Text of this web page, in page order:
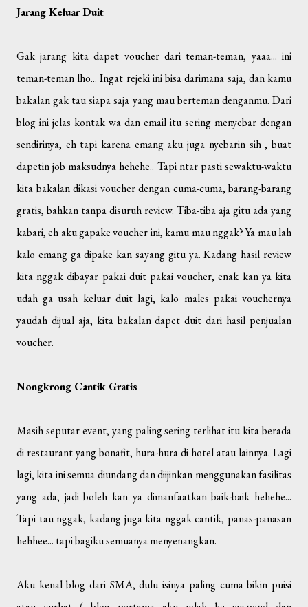
Jarang Keluar Duit
Gak jarang kita dapet voucher dari teman-teman, yaaa... ini
teman-teman lho... Ingat rejeki ini bisa darimana saja, dan kamu
bakalan gak tau siapa saja yang mau berteman denganmu. Dari
blog ini jelas kontak wa dan email itu sering menyebar dengan
sendirinya, eh tapi karena emang aku juga nyebarin sih , buat
dapetin job maksudnya hehehe.. Tapi ntar pasti sewaktu-waktu
kita bakalan dikasi voucher dengan cuma-cuma, barang-barang
gratis, bahkan tanpa disuruh review. Tiba-tiba aja gitu ada yang
kabari, eh aku gapake voucher ini, kamu mau nggak? Ya mau lah
kalo emang ga dipake kan sayang gitu ya. Kadang hasil review
kita nggak dibayar pakai duit pakai voucher, enak kan ya kita
udah ga usah keluar duit lagi, kalo males pakai vouchernya
yaudah dijual aja, kita bakalan dapet duit dari hasil penjualan
voucher.
Nongkrong Cantik Gratis
Masih seputar event, yang paling sering terlihat itu kita berada
di restaurant yang bonafit, hura-hura di hotel atau lainnya. Lagi
lagi, kita ini semua diundang dan diijinkan menggunakan fasilitas
yang ada, jadi boleh kan ya dimanfaatkan baik-baik hehehe...
Tapi tau nggak, kadang juga kita nggak cantik, panas-panasan
hehhee... tapi bagiku semuanya menyenangkan.
Aku kenal blog dari SMA, dulu isinya paling cuma bikin puisi